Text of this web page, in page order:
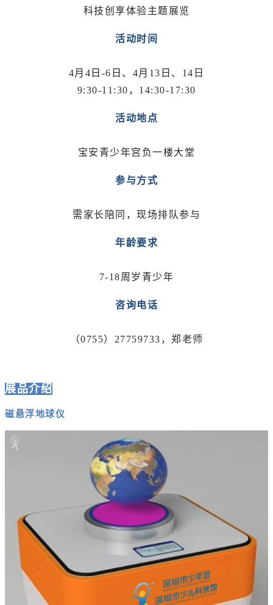
科技创享体验主题展览
活动时间
4月4日-6日、4月13日、14日
9:30-11:30，14:30-17:30
活动地点
宝安青少年宫负一楼大堂
参与方式
需家长陪同，现场排队参与
年龄要求
7-18周岁青少年
咨询电话
（0755）27759733，郑老师
展品介绍
磁悬浮地球仪